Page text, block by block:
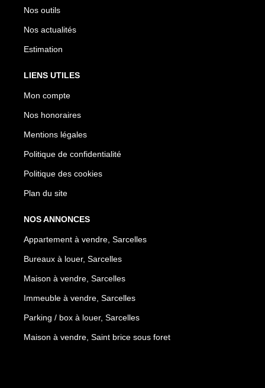
Nos outils
Nos actualités
Estimation
LIENS UTILES
Mon compte
Nos honoraires
Mentions légales
Politique de confidentialité
Politique des cookies
Plan du site
NOS ANNONCES
Appartement à vendre, Sarcelles
Bureaux à louer, Sarcelles
Maison à vendre, Sarcelles
Immeuble à vendre, Sarcelles
Parking / box à louer, Sarcelles
Maison à vendre, Saint brice sous foret